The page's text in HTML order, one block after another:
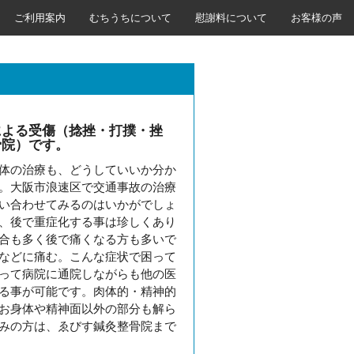
ご利用案内 むちうちについて 慰謝料について お客様の声
る受傷（捻挫・打撲・挫
）です。
の治療も、どうしていいか分か
大阪市浪速区で交通事故の治療
合わせてみるのはいかがでしょ
後で重症化する事は珍しくあり
も多く後で痛くなる方も多いで
どに痛む。こんな症状で困って
て病院に通院しながらも他の医
事が可能です。肉体的・精神的
身体や精神面以外の部分も解ら
の方は、ゑびす鍼灸整骨院まで